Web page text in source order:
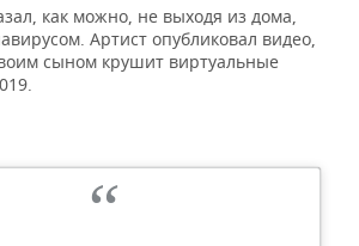
как можно, не выходя из дома,
Артист опубликовал видео,
сыном крушит виртуальные